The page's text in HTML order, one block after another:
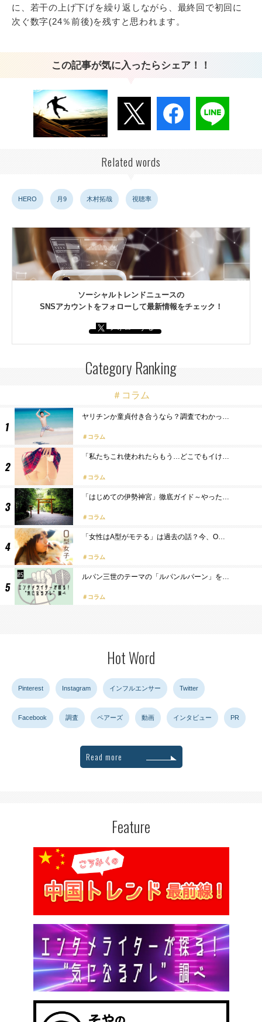
に、若干の上げ下げを繰り返しながら、最終回で初回に
次ぐ数字(24％前後)を残すと思われます。
この記事が気に入ったらシェア！！
Related words
HERO 月9 木村拓哉 視聴率
ソーシャルトレンドニュースの
SNSアカウントをフォローして最新情報をチェック！
フォローする
Category Ranking
＃コラム
ヤリチンか童貞付き合うなら？調査でわかっ…
コラム
「私たちこれ使われたらもう…どこでもイけ…
コラム
「はじめての伊勢神宮」徹底ガイド～やった…
コラム
「女性はA型がモテる」は過去の話？今、O…
コラム
ルパン三世のテーマの「ルパンルパーン」を…
コラム
Hot Word
Pinterest Instagram インフルエンサー Twitter
Facebook 調査 ペアーズ 動画 インタビュー PR
Read more
Feature